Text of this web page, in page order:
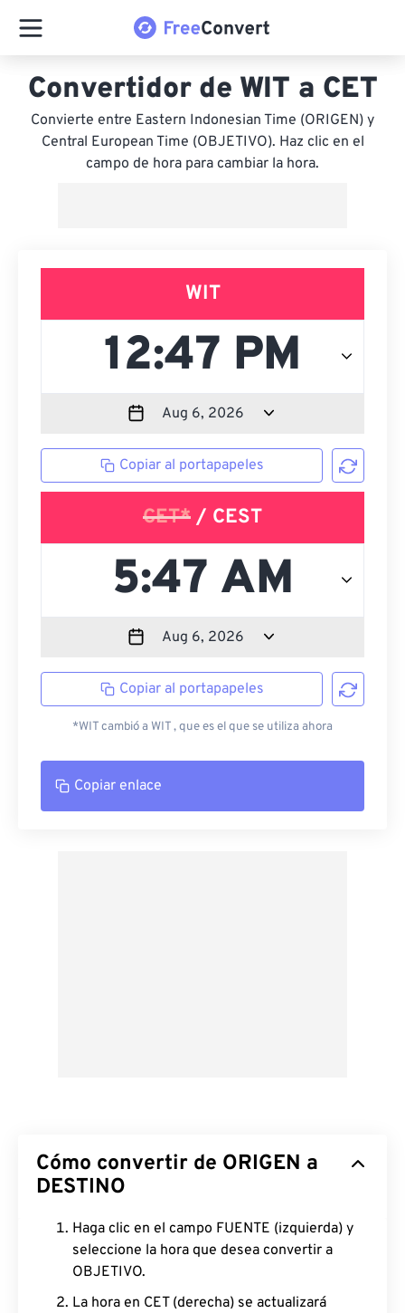
Convertidor de WIT a CET
Convierte entre Eastern Indonesian Time (ORIGEN) y
Central European Time (OBJETIVO). Haz clic en el
campo de hora para cambiar la hora.
WIT
Copiar al portapapeles
CET* / CEST
Copiar al portapapeles
*WIT cambió a WIT , que es el que se utiliza ahora
Copiar enlace
Cómo convertir de ORIGEN a
DESTINO
Haga clic en el campo FUENTE (izquierda) y
seleccione la hora que desea convertir a
OBJETIVO.
La hora en CET (derecha) se actualizará